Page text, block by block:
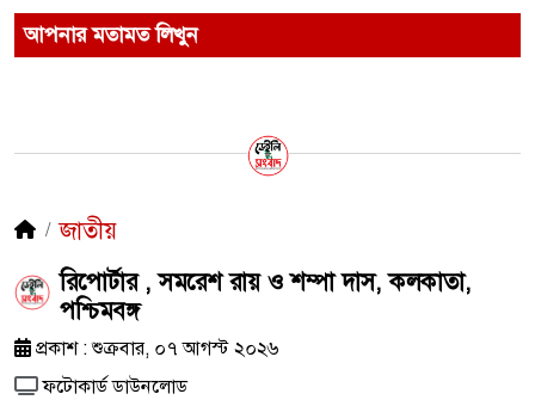
আপনার মতামত লিখুন
জাতীয়
রিপোর্টার , সমরেশ রায় ও শম্পা দাস, কলকাতা,
পশ্চিমবঙ্গ
প্রকাশ : শুক্রবার, ০৭ আগস্ট ২০২৬
ফটোকার্ড ডাউনলোড